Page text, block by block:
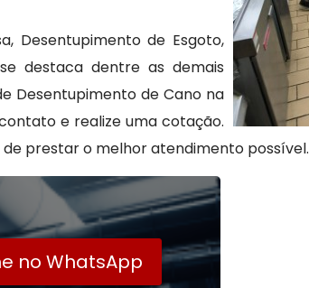
Desentupimento de Esgoto,
destaca dentre as demais
Desentupimento de Cano na
e realize uma cotação.
prestar o melhor atendimento possível.
no WhatsApp